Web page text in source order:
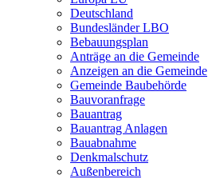
Deutschland
Bundesländer LBO
Bebauungsplan
Anträge an die Gemeinde
Anzeigen an die Gemeinde
Gemeinde Baubehörde
Bauvoranfrage
Bauantrag
Bauantrag Anlagen
Bauabnahme
Denkmalschutz
Außenbereich